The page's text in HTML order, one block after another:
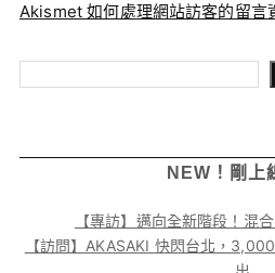
Akismet 如何處理網站訪客的留言
NEW！剛上
【專訪】邁向全新階段！混
【訪問】AKASAKI 快閃台北，